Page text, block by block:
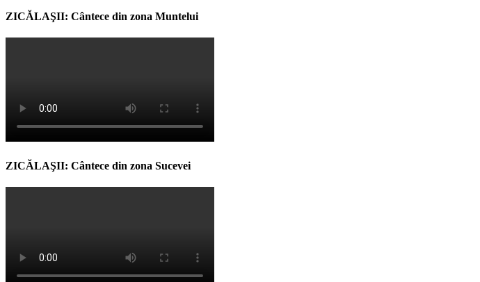
ZICĂLAŞII: Cântece din zona Muntelui
ZICĂLAŞII: Cântece din zona Sucevei